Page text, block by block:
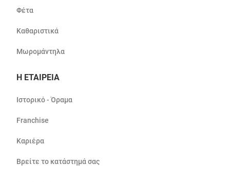
Φέτα
Καθαριστικά
Μωρομάντηλα
Η ΕΤΑΙΡΕΙΑ
Ιστορικό - Όραμα
Franchise
Καριέρα
Βρείτε το κατάστημά σας